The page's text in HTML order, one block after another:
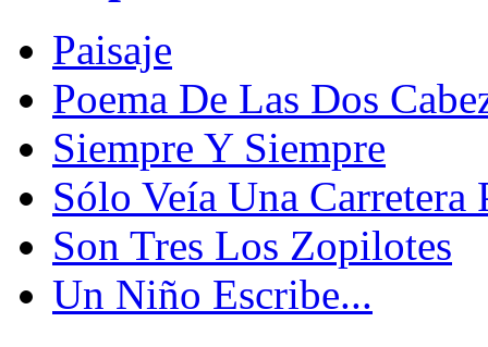
Paisaje
Poema De Las Dos
Siempre Y Siempre
Sólo Veía Una Carretera
Son Tres Los Zopilotes
Un Niño Escribe...